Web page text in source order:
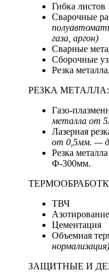
Гибка листов
Сварочные
газа, аргон)
Сварные
Сборочные
Резка
РЕЗКА МЕТАЛЛА:
Газо-
металла от
Лазерная
от 0,5мм. —
Резка
Ф-300мм.
ТВЧ
Азотирование
Цементация
Объемная
нормализация)
ЗАЩИТНЫЕ И